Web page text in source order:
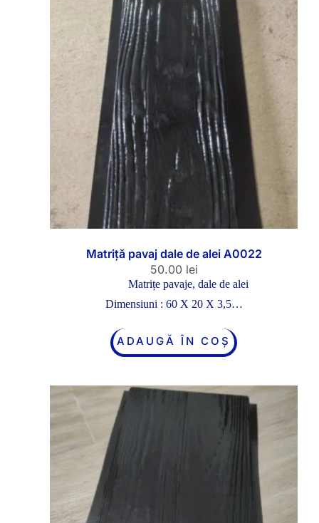
Matriță pavaj dale de alei A0022
50.00 lei
Matrițe pavaje, dale de alei
Dimensiuni : 60 X 20 X 3,5…
ADAUGĂ ÎN COȘ